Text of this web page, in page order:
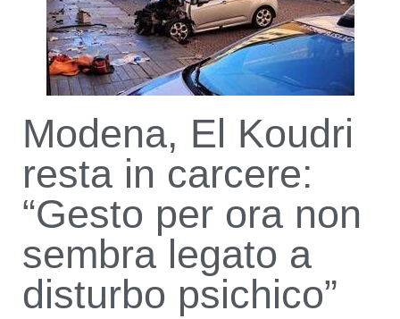
Modena, El Koudri
resta in carcere:
“Gesto per ora non
sembra legato a
disturbo psichico”